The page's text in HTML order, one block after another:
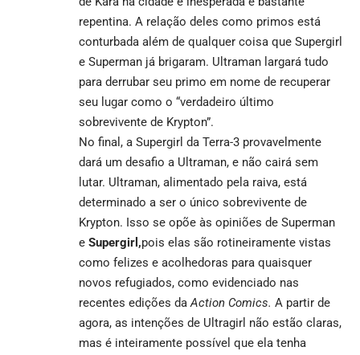
repentina. A relação deles como primos está
conturbada além de qualquer coisa que Supergirl
e Superman já brigaram. Ultraman largará tudo
para derrubar seu primo em nome de recuperar
seu lugar como o “verdadeiro último
sobrevivente de Krypton”.
No final, a Supergirl da Terra-3 provavelmente
dará um desafio a Ultraman, e não cairá sem
lutar. Ultraman, alimentado pela raiva, está
determinado a ser o único sobrevivente de
Krypton. Isso se opõe às opiniões de Superman
e Supergirl,pois elas são rotineiramente vistas
como felizes e acolhedoras para quaisquer
novos refugiados, como evidenciado nas
recentes edições daAction Comics. A partir de
agora, as intenções de Ultragirl não estão claras,
mas é inteiramente possível que ela tenha